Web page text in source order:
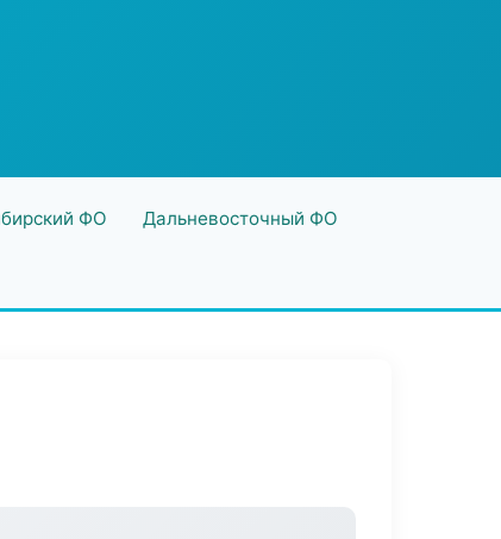
ФО Дальневосточный ФО